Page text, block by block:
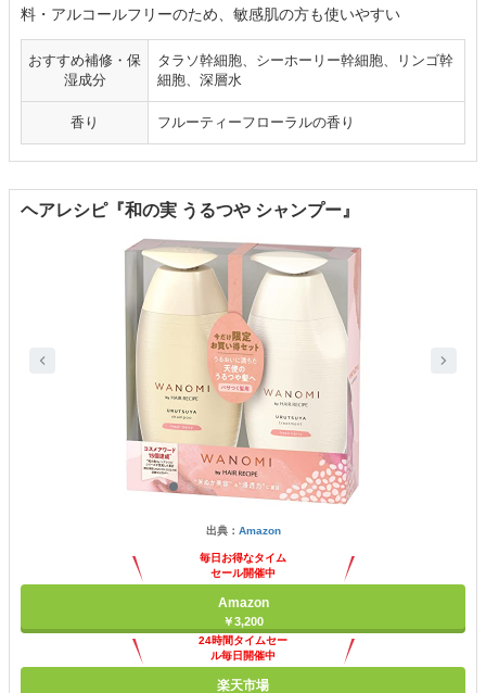
料・アルコールフリーのため、敏感肌の方も使いやすい
おすすめ補修・保
湿成分
タラソ幹細胞、シーホーリー幹細胞、リンゴ幹
細胞、深層水
香り フルーティーフローラルの香り
ヘアレシピ『和の実 うるつや シャンプー』
出典： Amazon
毎日お得なタイム
セール開催中
Amazon
￥3,200
24時間タイムセー
ル毎日開催中
楽天市場